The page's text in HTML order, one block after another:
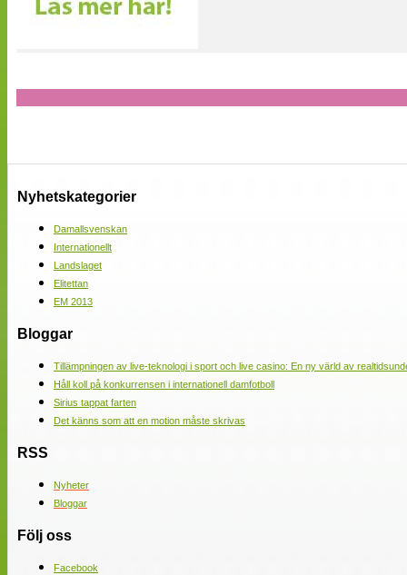
Nyhetskategorier
Damallsvenskan
Internationellt
Landslaget
Elitettan
EM 2013
Bloggar
Tillämpningen av live-teknologi i sport och live casino: En ny värld av
Håll koll på konkurrensen i internationell damfotboll
Sirius tappat farten
Det känns som att en motion måste skrivas
RSS
Nyheter
Bloggar
Följ oss
Facebook